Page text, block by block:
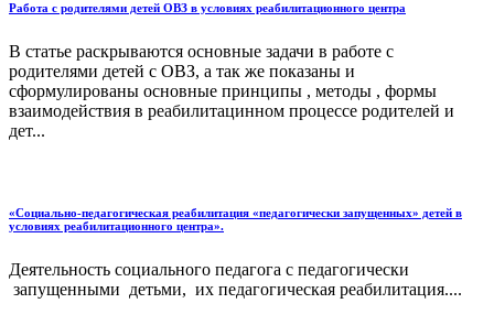
Работа с родителями детей ОВЗ в условиях реабилитационного центра
В статье раскрываются основные задачи в работе с
родителями детей с ОВЗ, а так же показаны и
сформулированы основные принципы , методы , формы
взаимодействия в реабилитацинном процессе родителей и
дет...
«Социально-педагогическая реабилитация «педагогически запущенных» детей в
условиях реабилитационного центра».
Деятельность социального педагога с педагогически
запущенными детьми, их педагогическая реабилитация....